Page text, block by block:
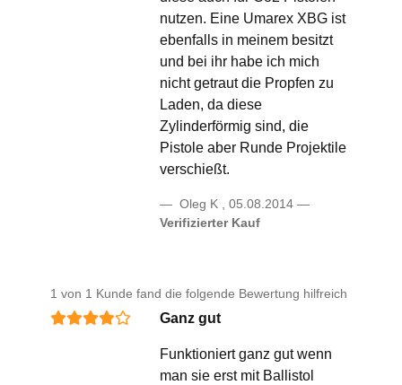
nutzen. Eine Umarex XBG ist
ebenfalls in meinem besitzt
und bei ihr habe ich mich
nicht getraut die Propfen zu
Laden, da diese
Zylinderförmig sind, die
Pistole aber Runde Projektile
verschießt.
Oleg K , 05.08.2014
Verifizierter Kauf
1 von 1 Kunde fand die folgende Bewertung hilfreich
Ganz gut
Funktioniert ganz gut wenn
man sie erst mit Ballistol